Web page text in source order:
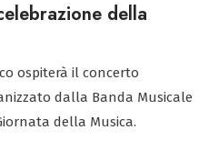
della
ospiterà il concerto
dalla Banda Musicale
della Musica.